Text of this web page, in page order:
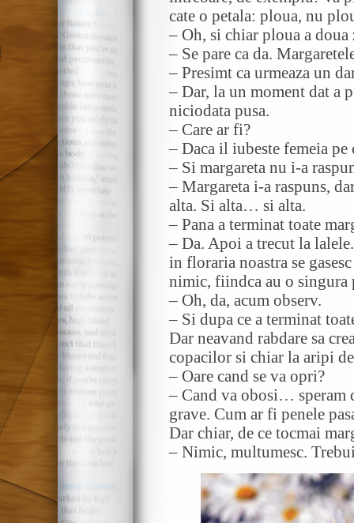
cate o petala: ploua, nu
– Oh, si chiar ploua a doua
– Se pare ca da.
– Presimt ca urmeaza un
– Dar, la un moment dat a
niciodata pusa.
– Care ar fi?
– Daca il iubeste femeia pe
– Si margareta nu i-a
– Margareta i-a raspuns,
alta. Si alta… si alta.
– Pana a terminat toate
– Da. Apoi a trecut la
in floraria noastra se
nimic, fiindca au o singura
– Oh, da, acum observ.
– Si dupa ce a terminat
Dar neavand rabdare sa
copacilor si chiar la aripi
– Oare cand se va opri?
– Cand va obosi… speram
grave. Cum ar fi penele
Dar chiar, de ce tocmai
– Nimic, multumesc.